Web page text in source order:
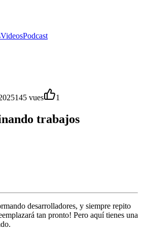
VideosPodcast
145 vues 1
trabajos
desarrolladores, y siempre repito
tan pronto! Pero aquí tienes una